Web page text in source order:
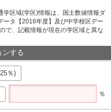
学区域(学区)情報は、国土数値情報ダ
ータ【2016年度】及び中学校区デー
で、記載情報が現在の学区域と異な
ンする
％)
％